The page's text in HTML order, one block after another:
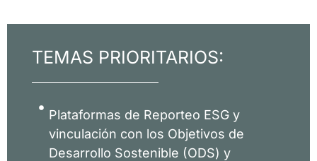
TEMAS PRIORITARIOS:
Plataformas de Reporteo ESG y
vinculación con los Objetivos de
Desarrollo Sostenible (ODS) y